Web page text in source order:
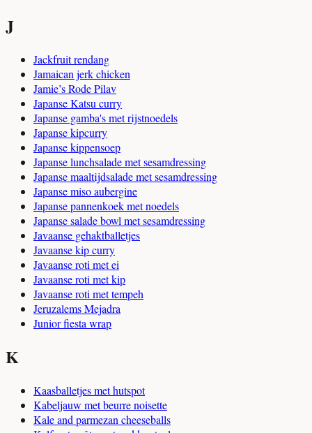
J
Jackfruit rendang
Jamaican jerk chicken
Jamie’s Rode Pilav
Japanse Katsu curry
Japanse gamba's met rijstnoedels
Japanse kipcurry
Japanse kippensoep
Japanse lunchsalade met sesamdressing
Japanse maaltijdsalade met sesamdressing
Japanse miso aubergine
Japanse pannenkoek met noedels
Japanse salade bowl met sesamdressing
Javaanse gehaktballetjes
Javaanse kip curry
Javaanse roti met ei
Javaanse roti met kip
Javaanse roti met tempeh
Jeruzalems Mejadra
Junior fiesta wrap
K
Kaasballetjes met hutspot
Kabeljauw met beurre noisette
Kale and parmezan cheeseballs